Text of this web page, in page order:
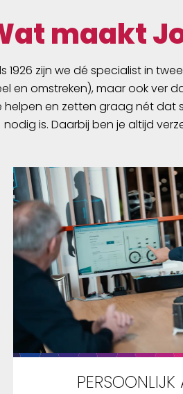
robuuste
mogelijk. De wereld
het! De Marathon
geschikt voor E-bikes
tot
de snellere E-
S-pedelecs, worden
goedgekeurd. Goed
Kies voor een lange
de Evo-uitvoering.
maakt
1926 zijn we dé specialist in
en omstreken), maar ook ver
helpen en zetten graag nét dat
nodig is. Daarbij ben je altijd
PERSOONLIJK